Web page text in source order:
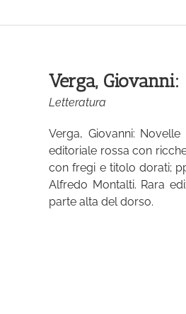
Verga,
Letteratura
Verga, Giovanni:
editoriale rossa con
con fregi e titolo dorati;
Alfredo Montalti. Rara
parte alta del dorso.